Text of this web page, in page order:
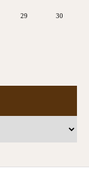
29 30